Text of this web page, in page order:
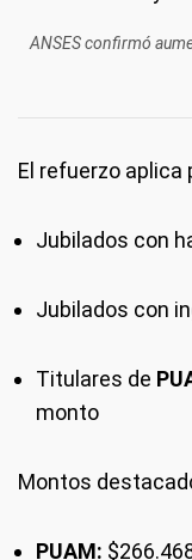
ANSES confirmó
El refuerzo aplica
Jubilados con
Jubilados con
Titulares de
monto
Montos
PUAM: